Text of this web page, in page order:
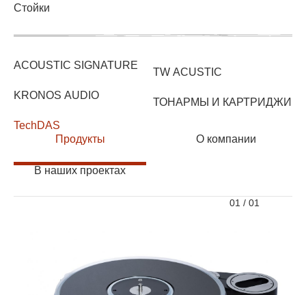
Стойки
ACOUSTIC SIGNATURE
KRONOS AUDIO
TechDAS
TW ACUSTIC
ТОНАРМЫ И КАРТРИДЖИ
Продукты О компании
В наших проектах
01 / 01